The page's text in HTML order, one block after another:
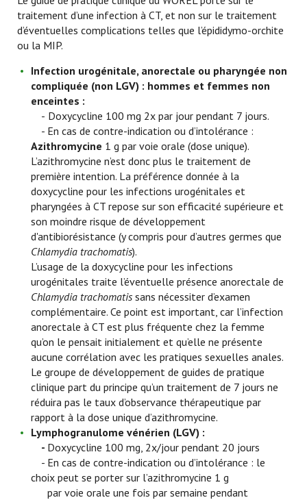
traitement d’une infection à CT, et non sur le traitement
d’éventuelles complications telles que l’épididymo-orchite
ou la MIP.
Infection urogénitale, anorectale ou pharyngée non
compliquée (non LGV) : hommes et femmes non
enceintes :
- Doxycycline 100 mg 2x par jour pendant 7 jours.
- En cas de contre-indication ou d’intolérance :
Azithromycine 1 g par voie orale (dose unique).
L’azithromycine n’est donc plus le traitement de
première intention. La préférence donnée à la
doxycycline pour les infections urogénitales et
pharyngées à CT repose sur son efficacité supérieure et
son moindre risque de développement
d'antibiorésistance (y compris pour d’autres germes que
Chlamydia trachomatis).
L’usage de la doxycycline pour les infections
urogénitales traite l’éventuelle présence anorectale de
Chlamydia trachomatis sans nécessiter d’examen
complémentaire. Ce point est important, car l’infection
anorectale à CT est plus fréquente chez la femme
qu’on le pensait initialement et qu’elle ne présente
aucune corrélation avec les pratiques sexuelles anales.
Le groupe de développement de guides de pratique
clinique part du principe qu’un traitement de 7 jours ne
réduira pas le taux d’observance thérapeutique par
rapport à la dose unique d’azithromycine.
Lymphogranulome vénérien (LGV) :
- Doxycycline 100 mg, 2x/jour pendant 20 jours
- En cas de contre-indication ou d’intolérance : le
choix peut se porter sur l’azithromycine 1 g
par voie orale une fois par semaine pendant